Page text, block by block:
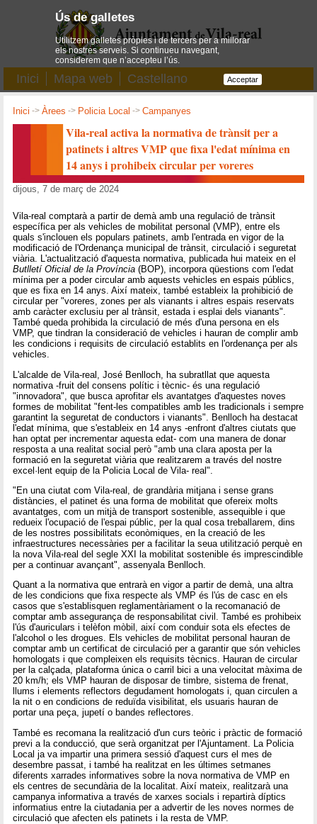
Inici Mapa web Castellano
Inici ->Àrees -> Policia Local ->Campanyes
Vila-real activa la normativa de trànsit per a
patinets i altres VMP que fixa l'edat mínima en
14 anys i prohibeix circular per voreres
dijous, 7 de març de 2024
Vila-real comptarà a partir de demà amb una regulació de trànsit
específica per als vehicles de mobilitat personal (VMP), entre els
quals s'inclouen els populars patinets, amb l'entrada en vigor de la
modificació de l'Ordenança municipal de trànsit, circulació i seguretat
viària. L'actualització d'aquesta normativa, publicada hui mateix en el
Butlletí Oficial de la Província (BOP), incorpora qüestions com l'edat
mínima per a poder circular amb aquests vehicles en espais públics,
que es fixa en 14 anys. Així mateix, també estableix la prohibició de
circular per "voreres, zones per als vianants i altres espais reservats
amb caràcter exclusiu per al trànsit, estada i esplai dels vianants".
També queda prohibida la circulació de més d'una persona en els
VMP, que tindran la consideració de vehicles i hauran de complir amb
les condicions i requisits de circulació establits en l'ordenança per als
vehicles.
L'alcalde de Vila-real, José Benlloch, ha subratllat que aquesta
normativa -fruit del consens polític i tècnic- és una regulació
"innovadora", que busca aprofitar els avantatges d'aquestes noves
formes de mobilitat "fent-les compatibles amb les tradicionals i sempre
garantint la seguretat de conductors i vianants". Benlloch ha destacat
l'edat mínima, que s'estableix en 14 anys -enfront d'altres ciutats que
han optat per incrementar aquesta edat- com una manera de donar
resposta a una realitat social però "amb una clara aposta per la
formació en la seguretat viària que realitzarem a través del nostre
excel·lent equip de la Policia Local de Vila- real".
"En una ciutat com Vila-real, de grandària mitjana i sense grans
distàncies, el patinet és una forma de mobilitat que ofereix molts
avantatges, com un mitjà de transport sostenible, assequible i que
redueix l'ocupació de l'espai públic, per la qual cosa treballarem, dins
de les nostres possibilitats econòmiques, en la creació de les
infraestructures necessàries per a facilitar la seua utilització perquè en
la nova Vila-real del segle XXI la mobilitat sostenible és imprescindible
per a continuar avançant", assenyala Benlloch.
Quant a la normativa que entrarà en vigor a partir de demà, una altra
de les condicions que fixa respecte als VMP és l'ús de casc en els
casos que s'establisquen reglamentàriament o la recomanació de
comptar amb assegurança de responsabilitat civil. També es prohibeix
l'ús d'auriculars i telèfon mòbil, així com conduir sota els efectes de
l'alcohol o les drogues. Els vehicles de mobilitat personal hauran de
comptar amb un certificat de circulació per a garantir que són vehicles
homologats i que compleixen els requisits tècnics. Hauran de circular
per la calçada, plataforma única o carril bici a una velocitat màxima de
20 km/h; els VMP hauran de disposar de timbre, sistema de frenat,
llums i elements reflectors degudament homologats i, quan circulen a
la nit o en condicions de reduïda visibilitat, els usuaris hauran de
portar una peça, jupetí o bandes reflectores.
També es recomana la realització d'un curs teòric i pràctic de formació
previ a la conducció, que serà organitzat per l'Ajuntament. La Policia
Local ja va impartir una primera sessió d'aquest curs el mes de
desembre passat, i també ha realitzat en les últimes setmanes
diferents xarrades informatives sobre la nova normativa de VMP en
els centres de secundària de la localitat. Així mateix, realitzarà una
campanya informativa a través de xarxes socials i repartirà díptics
informatius entre la ciutadania per a advertir de les noves normes de
circulació que afecten els patinets i la resta de VMP.
Ús de galletes
Utilitzem galletes pròpies i de tercers per a millorar
els nostres serveis. Si continueu navegant,
considerem que n’accepteu l’ús.
Acceptar